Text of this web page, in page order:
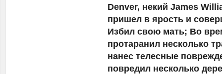
Denver, некий James
пришел в ярость и
Избил свою мать; Во
протаранил несколько
нанес телесные
повредил несколько